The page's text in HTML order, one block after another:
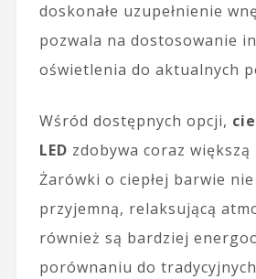
doskonałe uzupełnienie
pozwala na dostosowanie
oświetlenia do aktualnych
Wśród dostępnych opcji,
LED zdobywa coraz
Żarówki o ciepłej barwie
przyjemną, relaksującą
również są bardziej
porównaniu do